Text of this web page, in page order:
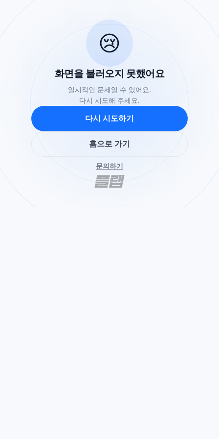
😢
화면을 불러오지 못했어요
일시적인 문제일 수 있어요.
다시 시도해 주세요.
다시 시도하기
홈으로 가기
문의하기